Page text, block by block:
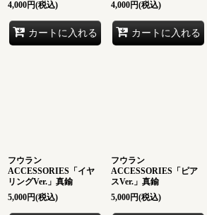
4,000円(税込)
カートに入れる
4,000円(税込)
カートに入れる
フウラン
ACCESSORIES「イヤ
リングVer.」真鍮
5,000円(税込)
フウラン
ACCESSORIES「ピア
スVer.」真鍮
5,000円(税込)